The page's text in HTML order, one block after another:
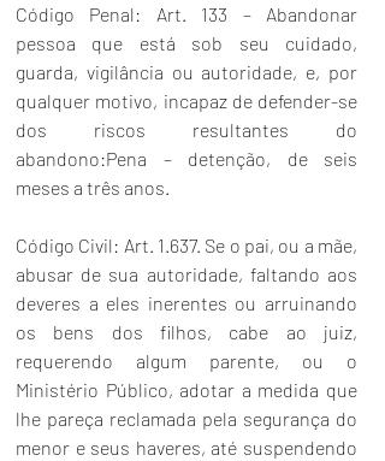
Código Penal: Art. 133 – Abandonar
pessoa que está sob seu cuidado,
guarda, vigilância ou autoridade, e, por
qualquer motivo, incapaz de defender-se
dos riscos resultantes do
abandono:Pena – detenção, de seis
meses a três anos.
Código Civil: Art. 1.637. Se o pai, ou a mãe,
abusar de sua autoridade, faltando aos
deveres a eles inerentes ou arruinando
os bens dos filhos, cabe ao juiz,
requerendo algum parente, ou o
Ministério Público, adotar a medida que
lhe pareça reclamada pela segurança do
menor e seus haveres, até suspendendo